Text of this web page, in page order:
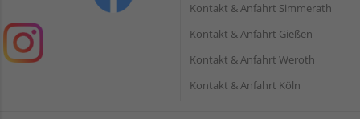
Kontakt & Anfahrt Simmerath
Kontakt & Anfahrt Gießen
Kontakt & Anfahrt Weroth
Kontakt & Anfahrt Köln